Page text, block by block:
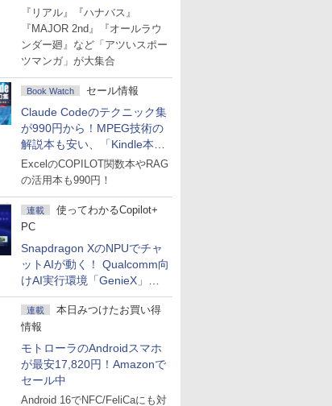
Amazonマンガ週末セール
『リアル』『ハナバス』
『MAJOR 2nd』『オールラウ
ンダー廻』など「アツいスポー
ツマンガ」が大集合
Book Watch セール情報
Claude Codeのテクニック集
が990円から！MPEG技術の
解説本も安い、「Kindle本サ
マーセール」第2弾開始！
ExcelのCOPILOT関数本やRAG
の活用本も990円！
連載
使ってわかるCopilot+
PC
Snapdragon XのNPUでチャ
ットAIが動く！ Qualcomm向
けAI実行環境「GenieX」を
試してみた
連載
本日みつけたお買い得
情報
モトローラのAndroidスマホ
が最安17,820円！Amazonで
セール中
Android 16でNFC/FeliCaにも対